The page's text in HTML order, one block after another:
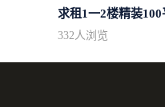
332人浏览